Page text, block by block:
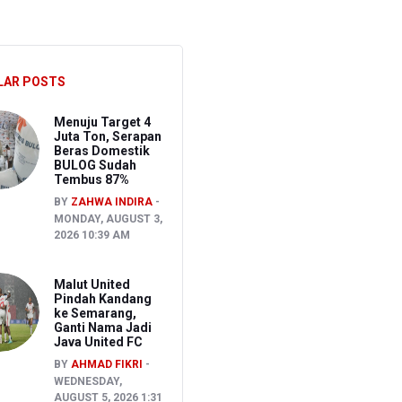
Asal
TPPU
POSTS
Menuju Target 4
Juta Ton, Serapan
Beras Domestik
BULOG Sudah
Tembus 87%
BY ZAHWA INDIRA
MONDAY, AUGUST 3,
2026 10:39 AM
Malut United
Pindah Kandang
ke Semarang,
Ganti Nama Jadi
Java United FC
BY AHMAD FIKRI
WEDNESDAY,
AUGUST 5, 2026 1:31